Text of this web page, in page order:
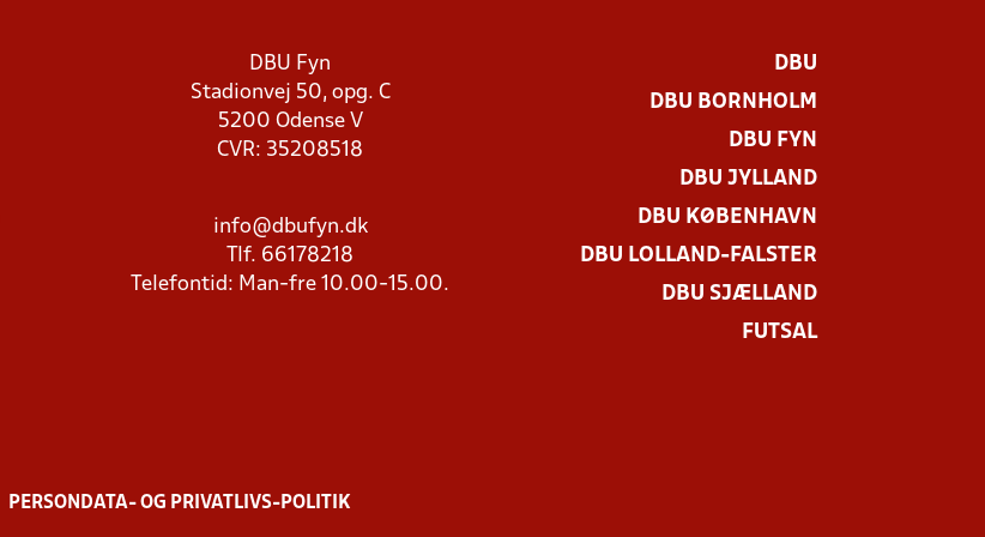
DBU Fyn
Stadionvej 50, opg. C
5200 Odense V
CVR: 35208518
info@dbufyn.dk
Tlf. 66178218
Telefontid: Man-fre 10.00-15.00.
DBU
DBU BORNHOLM
DBU FYN
DBU JYLLAND
DBU KØBENHAVN
DBU LOLLAND-FALSTER
DBU SJÆLLAND
FUTSAL
PERSONDATA- OG PRIVATLIVS-POLITIK